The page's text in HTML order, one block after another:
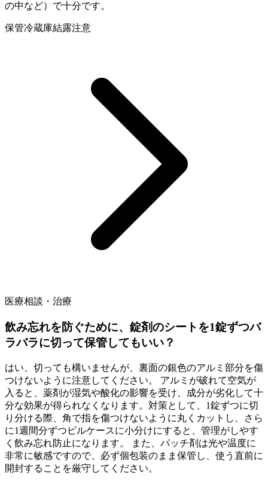
の中など）で十分です。
保管冷蔵庫結露注意
医療相談・治療
飲み忘れを防ぐために、錠剤のシートを1錠ずつバ
ラバラに切って保管してもいい？
はい、切っても構いませんが、裏面の銀色のアルミ部分を傷
つけないように注意してください。 アルミが破れて空気が
入ると、薬剤が湿気や酸化の影響を受け、成分が劣化して十
分な効果が得られなくなります。対策として、1錠ずつに切
り分ける際、角で指を傷つけないように丸くカットし、さら
に1週間分ずつピルケースに小分けにすると、管理がしやす
く飲み忘れ防止になります。 また、パッチ剤は光や温度に
非常に敏感ですので、必ず個包装のまま保管し、使う直前に
開封することを厳守してください。